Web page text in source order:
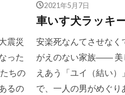
震災
った
ちの
るの
2021年5月7日
車いす犬ラッキ
安楽死なんてさせなく
がえのない家族―― 美
えあう「ユイ（結い
で、一人の男がめぐり